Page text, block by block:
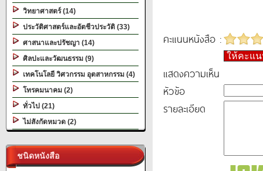
วิทยาศาสตร์ (14)
ประวัติศาสตร์และอัตชีวประวัติ (33)
ศาสนาและปรัชญา (14)
ศิลปะและวัฒนธรรม (9)
เทคโนโลยี วิศวกรรม อุตสาหกรรม (4)
โทรคมนาคม (2)
ทั่วไป (21)
ไม่สังกัดหมวด (2)
ชนิดหนังสือ
คะแนนหนังสือ :
ให้คะแ
แสดงความเห็น
หัวข้อ
รายละเอียด